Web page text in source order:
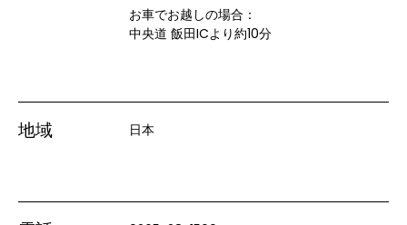
お車でお越しの場合：
中央道 飯田ICより約10分
地域 日本